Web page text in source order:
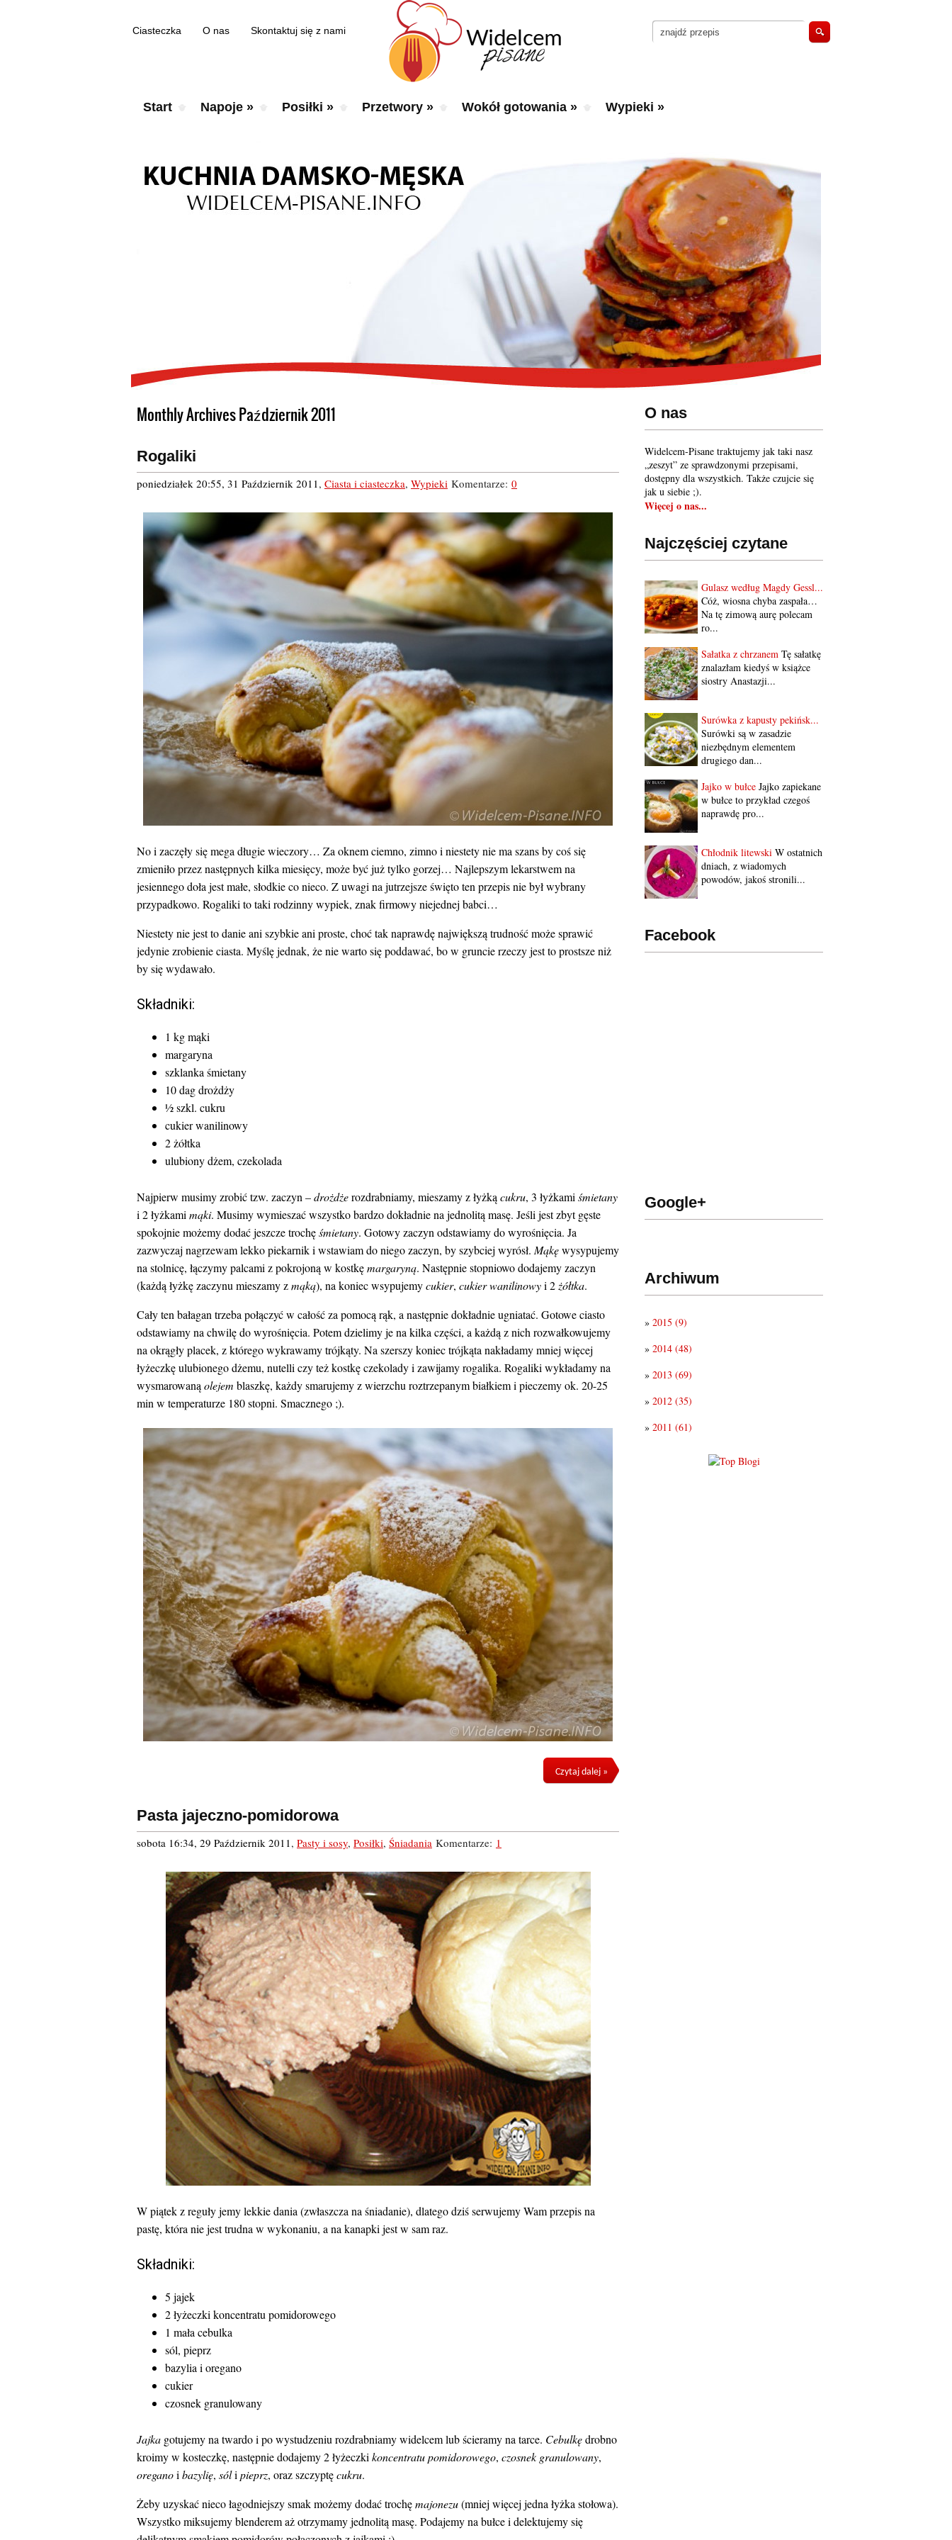
Ciasteczka O nas Skontaktuj się z nami
Start Napoje » Posiłki » Przetwory » Wokół gotowania » Wypieki »
O nas
Widelcem-Pisane traktujemy jak taki nasz
„zeszyt” ze sprawdzonymi przepisami,
dostępny dla wszystkich. Także czujcie się
jak u siebie ;).
Więcej o nas...
Najczęściej czytane
Gulasz według Magdy Gessl...
Cóż, wiosna chyba zaspała…
Na tę zimową aurę polecam
ro...
Sałatka z chrzanem Tę sałatkę
znalazłam kiedyś w książce
siostry Anastazji...
Surówka z kapusty pekińsk...
Surówki są w zasadzie
niezbędnym elementem
drugiego dan...
Jajko w bułce Jajko zapiekane
w bułce to przykład czegoś
naprawdę pro...
Chłodnik litewski W ostatnich
dniach, z wiadomych
powodów, jakoś stronili...
Facebook
Google+
Archiwum
» 2015 (9)
» 2014 (48)
» 2013 (69)
» 2012 (35)
» 2011 (61)
Monthly Archives Październik 2011
Rogaliki
poniedziałek 20:55, 31 Październik 2011, Ciasta i ciasteczka, Wypieki Komentarze: 0
No i zaczęły się mega długie wieczory… Za oknem ciemno, zimno i niestety nie ma szans by coś się
zmieniło przez następnych kilka miesięcy, może być już tylko gorzej… Najlepszym lekarstwem na
jesiennego doła jest małe, słodkie co nieco. Z uwagi na jutrzejsze święto ten przepis nie był wybrany
przypadkowo. Rogaliki to taki rodzinny wypiek, znak firmowy niejednej babci…
Niestety nie jest to danie ani szybkie ani proste, choć tak naprawdę największą trudność może sprawić
jedynie zrobienie ciasta. Myślę jednak, że nie warto się poddawać, bo w gruncie rzeczy jest to prostsze niż
by się wydawało.
Składniki:
1 kg mąki
margaryna
szklanka śmietany
10 dag drożdży
½ szkl. cukru
cukier wanilinowy
2 żółtka
ulubiony dżem, czekolada
Najpierw musimy zrobić tzw. zaczyn –drożdżerozdrabniamy, mieszamy z łyżkącukru, 3 łyżkami śmietany
i 2 łyżkami mąki. Musimy wymieszać wszystko bardzo dokładnie na jednolitą masę. Jeśli jest zbyt gęste
spokojnie możemy dodać jeszcze trochęśmietany. Gotowy zaczyn odstawiamy do wyrośnięcia. Ja
zazwyczaj nagrzewam lekko piekarnik i wstawiam do niego zaczyn, by szybciej wyrósł. Mąkęwysypujemy
na stolnicę, łączymy palcami z pokrojoną w kostkęmargaryną. Następnie stopniowo dodajemy zaczyn
(każdą łyżkę zaczynu mieszamy zmąką), na koniec wsypujemycukier, cukier wanilinowyi 2 żółtka.
Cały ten bałagan trzeba połączyć w całość za pomocą rąk, a następnie dokładnie ugniatać. Gotowe ciasto
odstawiamy na chwilę do wyrośnięcia. Potem dzielimy je na kilka części, a każdą z nich rozwałkowujemy
na okrągły placek, z którego wykrawamy trójkąty. Na szerszy koniec trójkąta nakładamy mniej więcej
łyżeczkę ulubionego dżemu, nutelli czy też kostkę czekolady i zawijamy rogalika. Rogaliki wykładamy na
wysmarowanąolejem blaszkę, każdy smarujemy z wierzchu roztrzepanym białkiem i pieczemy ok. 20-25
min w temperaturze 180 stopni. Smacznego ;).
Czytaj dalej »
Pasta jajeczno-pomidorowa
sobota 16:34, 29 Październik 2011, Pasty i sosy, Posiłki, Śniadania Komentarze: 1
W piątek z reguły jemy lekkie dania (zwłaszcza na śniadanie), dlatego dziś serwujemy Wam przepis na
pastę, która nie jest trudna w wykonaniu, a na kanapki jest w sam raz.
Składniki:
5 jajek
2 łyżeczki koncentratu pomidorowego
1 mała cebulka
sól, pieprz
bazylia i oregano
cukier
czosnek granulowany
Jajka gotujemy na twardo i po wystudzeniu rozdrabniamy widelcem lub ścieramy na tarce. Cebulkędrobno
kroimy w kosteczkę, następnie dodajemy 2 łyżeczki koncentratu pomidorowego, czosnek granulowany,
oreganoi bazylię, sóli pieprz, oraz szczyptęcukru.
Żeby uzyskać nieco łagodniejszy smak możemy dodać trochęmajonezu(mniej więcej jedna łyżka stołowa).
Wszystko miksujemy blenderem aż otrzymamy jednolitą masę. Podajemy na bułce i delektujemy się